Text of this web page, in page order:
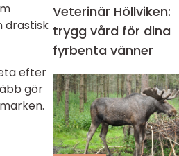
drastisk
efter
gör
Veterinär Höllviken:
trygg vård för dina
fyrbenta vänner